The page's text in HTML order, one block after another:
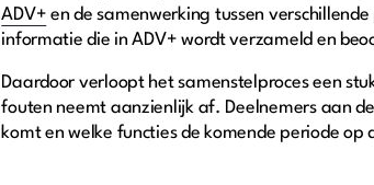
ADV+ en de samenwerking tussen
informatie die in ADV+ wordt verzameld en
Daardoor verloopt het samenstelproces een
fouten neemt aanzienlijk af. Deelnemers aan
komt en welke functies de komende periode op